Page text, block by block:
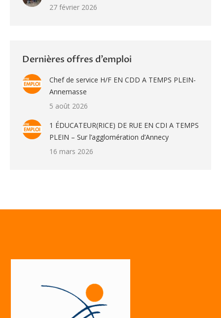
27 février 2026
Dernières offres d’emploi
Chef de service H/F EN CDD A TEMPS PLEIN-
Annemasse
5 août 2026
1 ÉDUCATEUR(RICE) DE RUE EN CDI A TEMPS
PLEIN – Sur l’agglomération d’Annecy
16 mars 2026